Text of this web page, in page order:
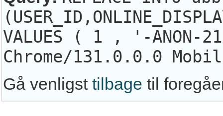
VALUES ( 1 , '-
Chrome/131.0.0.0
Gå venligst tilbage til